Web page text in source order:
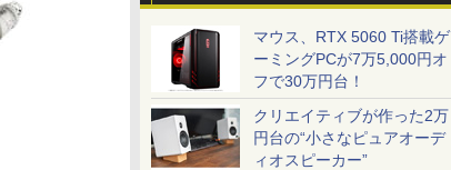
マウス、RTX 5060 Ti搭載ゲ
ーミングPCが7万5,000円オ
フで30万円台！
クリエイティブが作った2万
円台の“小さなピュアオーデ
ィオスピーカー”